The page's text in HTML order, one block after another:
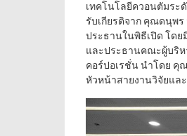
เทคโนโลยีควอนตัมระ
รับเกียรติจาก คุณดนุพ
ประธานในพิธีเปิด โด
และประธานคณะผู้บริห
คอร์ปอเรชั่น นำโดย
หัวหน้าสายงานวิจัยแล